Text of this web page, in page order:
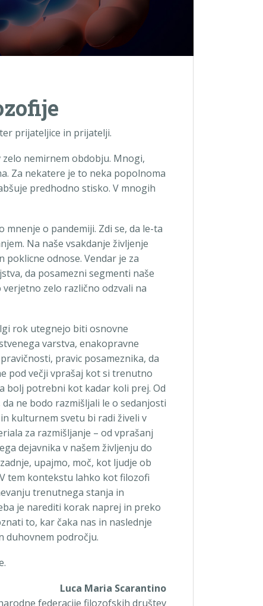
prijateljice in prijatelji.
nemirnem obdobju. Mnogi,
Za nekatere je to neka popolnoma
predhodno stisko. V mnogih
o pandemiji. Zdi se, da le-ta
Na naše vsakdanje življenje
odnose. Vendar je za
da posamezni segmenti naše
zelo različno odzvali na
rok utegnejo biti osnovne
varstva, enakopravne
pravic posameznika, da
pod večji vprašaj kot si trenutno
bolj potrebni kot kadar koli prej. Od
ne bodo razmišljali le o sedanjosti
kulturnem svetu bi radi živeli v
za razmišljanje – od vprašanj
dejavnika v našem življenju do
upajmo, moč, kot ljudje ob
tem kontekstu lahko kot filozofi
trenutnega stanja in
je narediti korak naprej in preko
to, kar čaka nas in naslednje
duhovnem področju.
Luca Maria Scarantino
federacije filozofskih društev